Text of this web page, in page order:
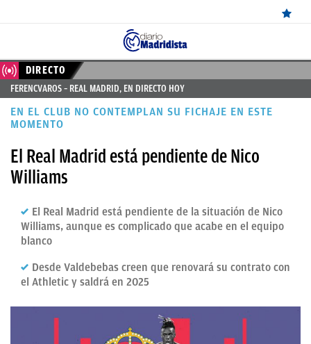
ÚLTIMAS
NOTICIAS
REAL
MADRID
BALONCESTO
FICHAJES
FEMENINO
PAPARAZZI
DIRECTO
FERENCVAROS – REAL MADRID, EN DIRECTO HOY
EN EL CLUB NO CONTEMPLAN SU FICHAJE EN ESTE
MOMENTO
El Real Madrid está pendiente de Nico
Williams
El Real Madrid está pendiente de la situación de Nico
Williams, aunque es complicado que acabe en el equipo
blanco
Desde Valdebebas creen que renovará su contrato con
el Athletic y saldrá en 2025